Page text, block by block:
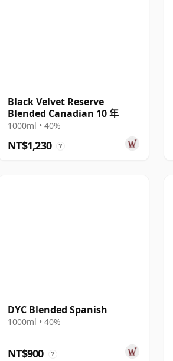
Black Velvet Reserve
Blended Canadian 10 年
1000ml • 40%
NT$1,230 ?
DYC Blended Spanish
1000ml • 40%
NT$900 ?